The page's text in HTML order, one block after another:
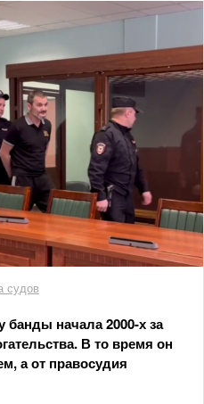
судов
банды начала 2000-х за
В то время он
а от правосудия